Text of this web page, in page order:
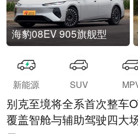
海豹08EV 905旗舰型
新能源 SUV
别克至境将全系首次整车
覆盖智舱与辅助驾驶四大